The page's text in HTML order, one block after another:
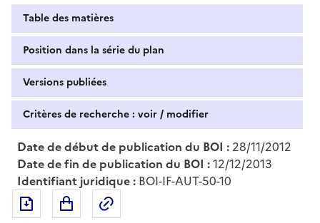
Table des matières
Position dans la série du plan
Versions publiées
Critères de recherche : voir / modifier
Date de début de publication du BOI : 28/11/2012
Date de fin de publication du BOI :12/12/2013
Identifiant juridique : BOI-IF-AUT-50-10
Exporter le document au format pdf